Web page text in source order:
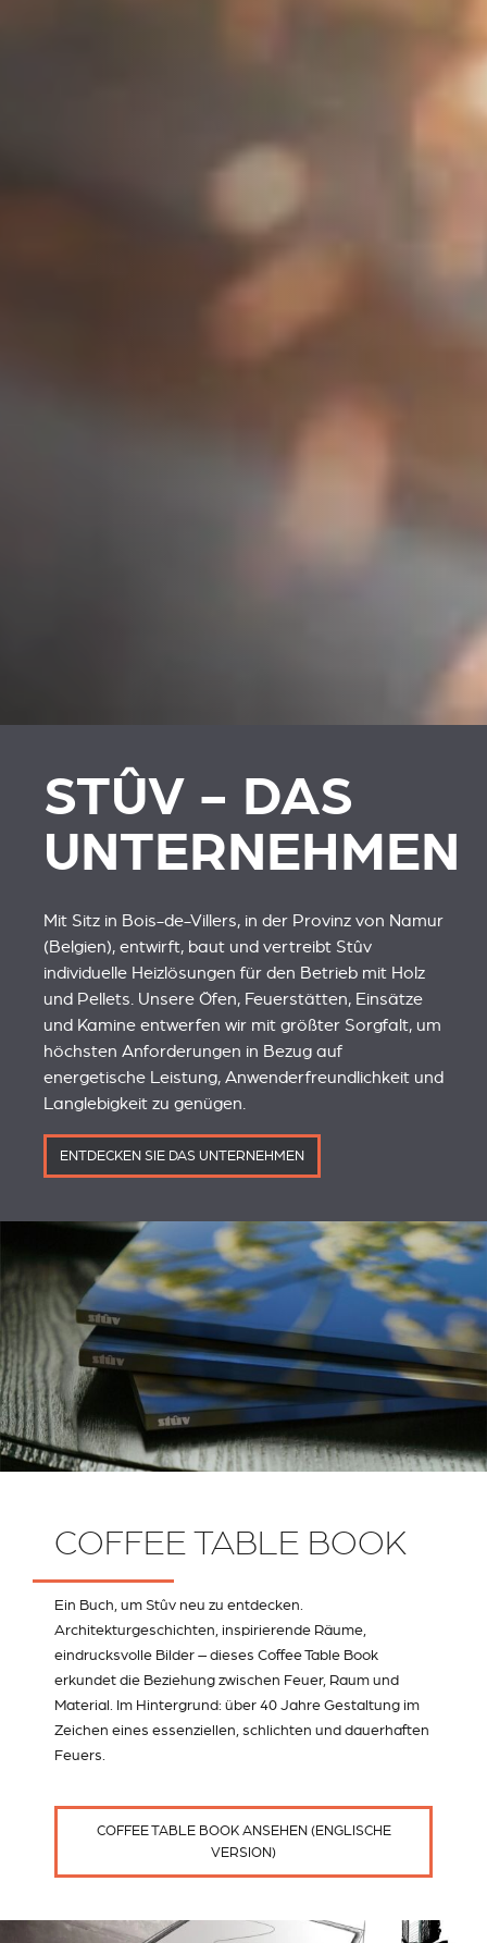
STÛV - DAS
UNTERNEHMEN
Mit Sitz in Bois-de-Villers, in der Provinz von Namur
(Belgien), entwirft, baut und vertreibt Stûv
individuelle Heizlösungen für den Betrieb mit Holz
und Pellets. Unsere Öfen, Feuerstätten, Einsätze
und Kamine entwerfen wir mit größter Sorgfalt, um
höchsten Anforderungen in Bezug auf
energetische Leistung, Anwenderfreundlichkeit und
Langlebigkeit zu genügen.
ENTDECKEN SIE DAS UNTERNEHMEN
COFFEE TABLE BOOK
Ein Buch, um Stûv neu zu entdecken.
Architekturgeschichten, inspirierende Räume,
eindrucksvolle Bilder – dieses Coffee Table Book
erkundet die Beziehung zwischen Feuer, Raum und
Material. Im Hintergrund: über 40 Jahre Gestaltung im
Zeichen eines essenziellen, schlichten und dauerhaften
Feuers.
COFFEE TABLE BOOK ANSEHEN (ENGLISCHE
VERSION)